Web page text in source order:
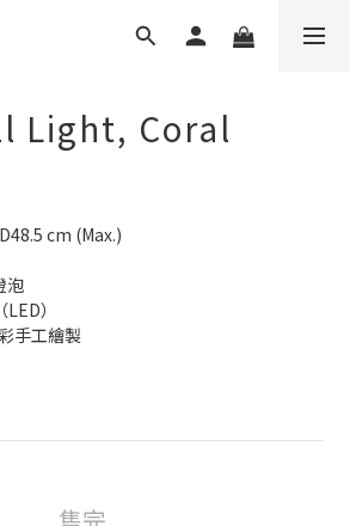
Light, Coral
cm (Max.)
泡
）
手工繪製